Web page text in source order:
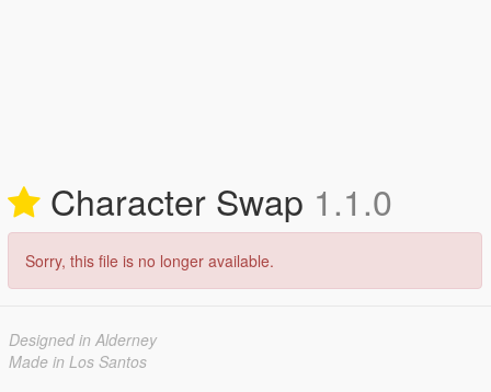
Character Swap 1.1.0
Sorry, this file is no longer available.
Designed in Alderney
Made in Los Santos